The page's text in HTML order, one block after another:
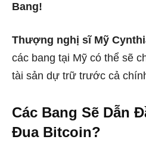
Bang!
Thượng nghị sĩ Mỹ
các bang tại Mỹ có thể sẽ
tài sản dự trữ trước cả
Các Bang Sẽ Dẫn
Đua Bitcoin?